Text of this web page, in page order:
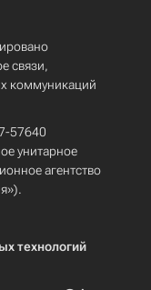
связи,
коммуникаций
57640
унитарное
агентство
технологий